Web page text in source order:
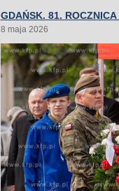
GDAŃSK. 81.
8 maja 2026